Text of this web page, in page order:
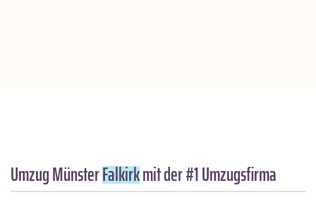
Umzug MünsterFalkirkmit der #1 Umzugsfirma